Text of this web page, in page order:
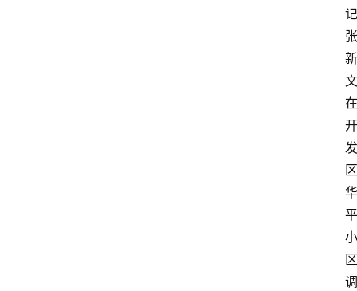
记
张
新
文
在
开
发
区
华
平
小
区
调